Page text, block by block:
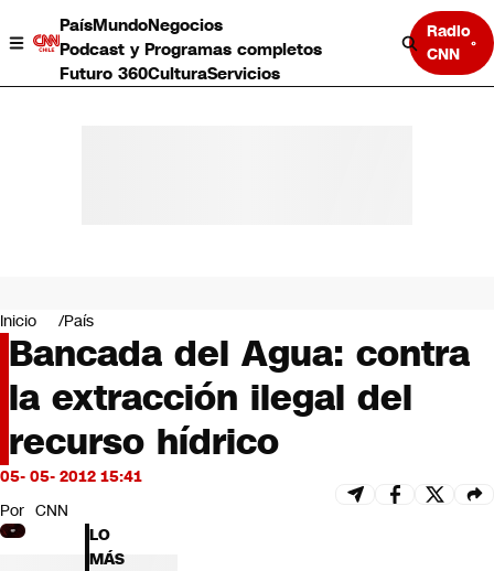
PaísMundoNegocios
Podcast y Programas completos
Futuro 360CulturaServicios
Radio
CNN
Negocios
Deportes
Programas completos
Cultura
Servicios
Bits
CNN tiempo
Futuro 360
Opinión
Inicio País
Bancada del Agua: contra
la extracción ilegal del
recurso hídrico
05- 05- 2012 15:41
Por CNN
LO
MÁS